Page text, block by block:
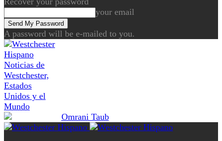
your email
A password will be e-mailed to you.
Noticias de
Westchester,
Estados
Unidos y el
Mundo